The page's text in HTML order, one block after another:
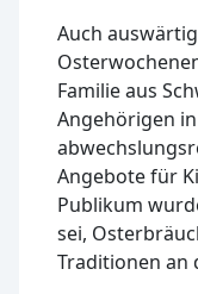
Auch
Familie aus
Angehörigen
Angebote für
Publikum
sei,
Traditionen an